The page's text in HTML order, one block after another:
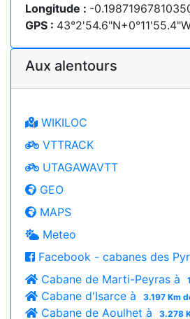
Longitude : -
GPS :
Aux alentours
WIKILOC
VTTRACK
UTAGAWAVTT
GEO
MAPS
Meteo
Facebook - cabanes des
Cabane de Marti-Peyras à
Cabane d'Isarce à 3.197 Km
Cabane de Aoulhet à 3.278